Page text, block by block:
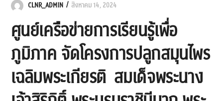
CLNR_ADMIN สิงหาคม 14, 2024
ศูนย์เครือข่ายการเรียนรู้เพื่อ
ภูมิภาค จัดโครงการปลูกสมุนไพร
เฉลิมพระเกียรติ สมเด็จพระนาง